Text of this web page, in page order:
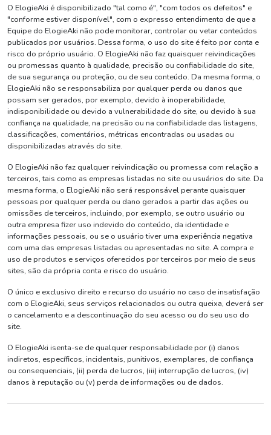
O ElogieAki é disponibilizado "tal como é", "com todos os defeitos" e
"conforme estiver disponível", com o expresso entendimento de que a
Equipe do ElogieAki não pode monitorar, controlar ou vetar conteúdos
publicados por usuários. Dessa forma, o uso do site é feito por conta e
risco do próprio usuário. O ElogieAki não faz quaisquer reivindicações
ou promessas quanto à qualidade, precisão ou confiabilidade do site,
de sua segurança ou proteção, ou de seu conteúdo. Da mesma forma, o
ElogieAki não se responsabiliza por qualquer perda ou danos que
possam ser gerados, por exemplo, devido à inoperabilidade,
indisponibilidade ou devido a vulnerabilidade do site, ou devido à sua
confiança na qualidade, na precisão ou na confiabilidade das listagens,
classificações, comentários, métricas encontradas ou usadas ou
disponibilizadas através do site.
O ElogieAki não faz qualquer reivindicação ou promessa com relação a
terceiros, tais como as empresas listadas no site ou usuários do site. Da
mesma forma, o ElogieAki não será responsável perante quaisquer
pessoas por qualquer perda ou dano gerados a partir das ações ou
omissões de terceiros, incluindo, por exemplo, se outro usuário ou
outra empresa fizer uso indevido do conteúdo, da identidade e
informações pessoais, ou se o usuário tiver uma experiência negativa
com uma das empresas listadas ou apresentadas no site. A compra e
uso de produtos e serviços oferecidos por terceiros por meio de seus
sites, são da própria conta e risco do usuário.
O único e exclusivo direito e recurso do usuário no caso de insatisfação
com o ElogieAki, seus serviços relacionados ou outra queixa, deverá ser
o cancelamento e a descontinuação do seu acesso ou do seu uso do
site.
O ElogieAki isenta-se de qualquer responsabilidade por (i) danos
indiretos, específicos, incidentais, punitivos, exemplares, de confiança
ou consequenciais, (ii) perda de lucros, (iii) interrupção de lucros, (iv)
danos à reputação ou (v) perda de informações ou de dados.